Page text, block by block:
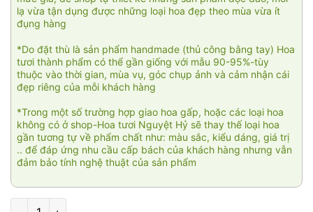
lạ vừa tận dụng được những loại hoa đẹp theo mùa vừa ít
đụng hàng
*Do đặt thù là sản phẩm handmade (thủ công bằng tay) Hoa
tươi thành phẩm có thể gần giống với mẫu 90-95%-tùy
thuộc vào thời gian, mùa vụ, góc chụp ảnh và cảm nhận cái
đẹp riêng của mỗi khách hàng
*Trong một số trường hợp giao hoa gấp, hoặc các loại hoa
không có ở shop-Hoa tươi Nguyệt Hỷ sẽ thay thế loại hoa
gần tương tự về phẩm chất như: màu sắc, kiểu dáng, giá trị
.. để đáp ứng nhu cầu cấp bách của khách hàng nhưng vẫn
đảm bảo tính nghệ thuật của sản phẩm
Thuận bườm xui gió số lượng